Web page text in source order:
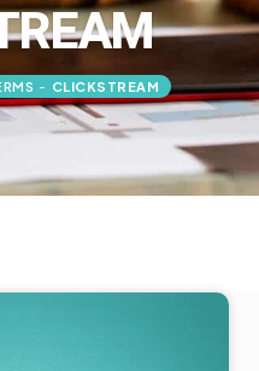
- CLICKSTREAM